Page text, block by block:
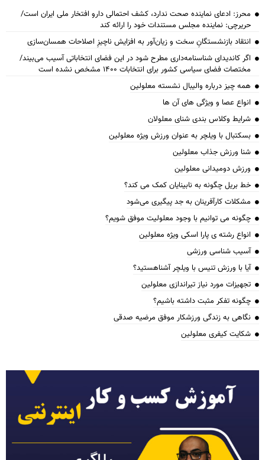
محرز: ادعای نماینده صحت ندارد، کشف احتمالی دارو افتخار ملی ایران است/
حریرچی: نماینده مجلس مستندات خود را ارائه کند
انتقاد بازنشستگانِ سخت و زیان‌آور به افزایش ناچیزِ اصلاحات همسان‌سازی
اگر کاندیدای شناسنامه‌‎داری مطرح شود در این فضای انتخاباتی آسیب می‌بیند/
مختصات فضای سیاسی کشور برای انتخابات ۱۴۰۰ مشخص نشده است
همه چیز درباره والیبال نشسته معلولین
انواع عصا و ویژگی های آن ها
شرایط وکلاس بندی شنای معلولان
بسکتبال با ویلچر به عنوان ورزش ویژه معلولین
شنا ورزش جذاب معلولین
ورزش دومیدانی معلولین
خط بریل چگونه به نابینایان کمک می کند؟
مشکلات کارآفرینان به جد پیگیری می‌شود
چگونه می توانیم با وجود معلولیت موفق شویم؟
انواع رشته ی پارا اسکی ویژه معلولین
آسیب شناسی ورزشی
آیا با ورزش تنیس با ویلچر آشناهستید؟
تجهیزات مورد نیاز تیراندازی معلولین
چگونه تفکر مثبت داشته باشیم؟
نگاهی به زندگی ورزشکار موفق مرضیه صدقی
شکایت کیفری معلولین